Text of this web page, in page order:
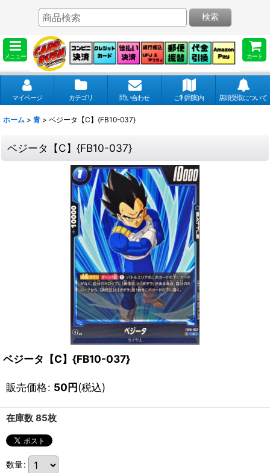
メニュー カート
検索
マイページ カテゴリ 問い合わせ ご利用案内 店頭受取について
ホーム > 青 > ベジータ【C】{FB10-037}
ベジータ【C】{FB10-037}
ベジータ【C】{FB10-037}
販売価格: 50円(税込)
在庫数 85枚
数量: